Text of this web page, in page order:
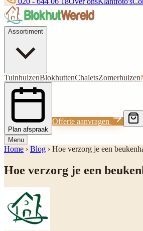
Assortiment
TuinhuizenBlokhuttenChaletsZomerhuizen
Plan afspraak
Offerte aanvragen
Menu
Home › Blog › Hoe verzorg je een
Hoe verzorg je een